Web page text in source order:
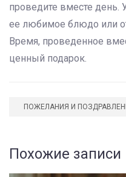
проведите вместе день.
ее любимое блюдо или
Время, проведенное
ценный подарок.
ПОЖЕЛАНИЯ И
Похожие записи